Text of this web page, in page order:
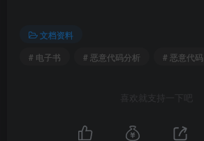
文档资料
# 电子书
# 恶意代码分析 # 恶意代码
喜欢就支持一下吧